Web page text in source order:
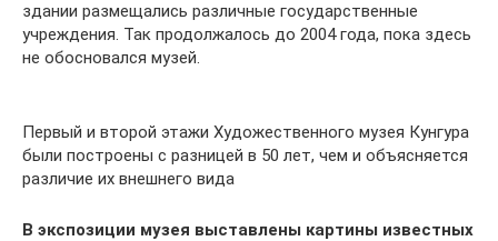
здании размещались различные государственные
учреждения. Так продолжалось до 2004 года, пока здесь
не обосновался музей.
Первый и второй этажи Художественного музея Кунгура
были построены с разницей в 50 лет, чем и объясняется
различие их внешнего вида
В экспозиции музея выставлены картины известных